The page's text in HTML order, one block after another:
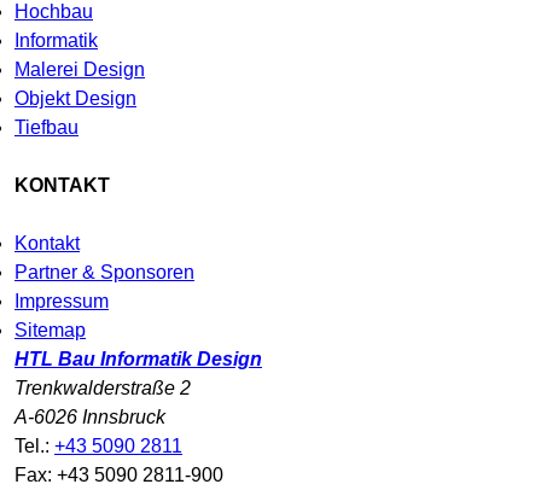
Hochbau
Informatik
Malerei Design
Objekt Design
Tiefbau
KONTAKT
Kontakt
Partner & Sponsoren
Impressum
Sitemap
HTL Bau Informatik Design
Trenkwalderstraße 2
A-6026 Innsbruck
Tel.: +43 5090 2811
Fax: +43 5090 2811-900